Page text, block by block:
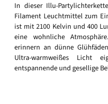
In dieser Illu-
Filament Leuchtmittel zum
ist mit 2100 Kelvin und 400
eine wohnliche
erinnern an dünne
Ultra-warmweißes Licht
entspannende und gesellige